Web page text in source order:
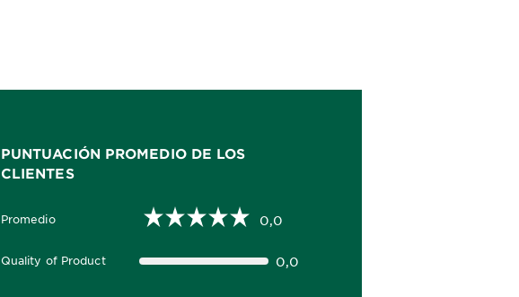
PUNTUACIÓN PROMEDIO DE LOS
CLIENTES
Promedio
0,0 out of 5 stars 0,0
Quality of Product
0,0 out of 5 stars 0,0